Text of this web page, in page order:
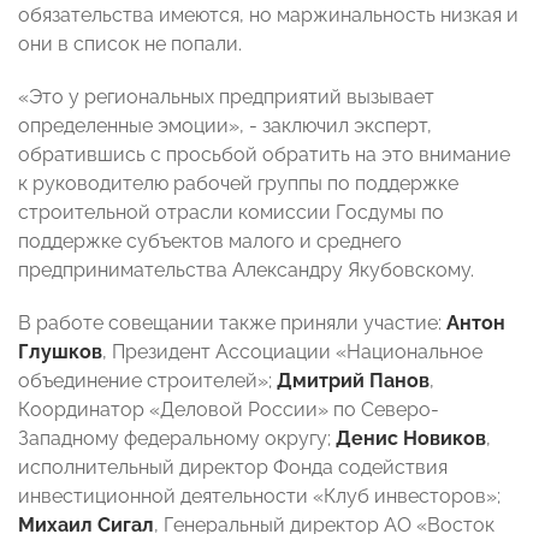
обязательства имеются, но маржинальность низкая и
они в список не попали.
«Это у региональных предприятий вызывает
определенные эмоции», - заключил эксперт,
обратившись с просьбой обратить на это внимание
к руководителю рабочей группы по поддержке
строительной отрасли комиссии Госдумы по
поддержке субъектов малого и среднего
предпринимательства Александру Якубовскому.
В работе совещании также приняли участие: Антон
Глушков, Президент Ассоциации «Национальное
объединение строителей»; Дмитрий Панов,
Координатор «Деловой России» по Северо-
Западному федеральному округу; Денис Новиков,
исполнительный директор Фонда содействия
инвестиционной деятельности «Клуб инвесторов»;
Михаил Сигал, Генеральный директор АО «Восток